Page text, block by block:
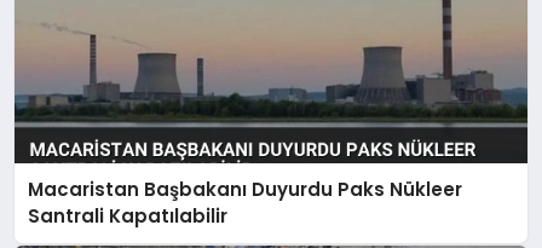
Macaristan Başbakanı Duyurdu Paks Nükleer
Santrali Kapatılabilir